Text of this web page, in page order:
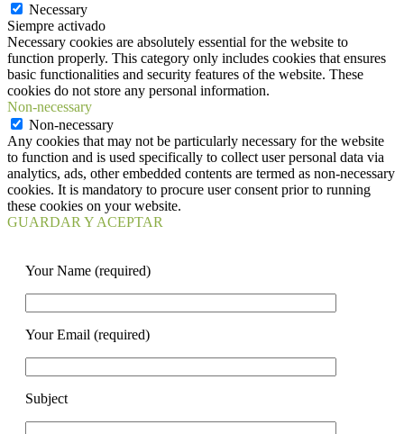
Necessary
Siempre activado
Necessary cookies are absolutely essential for the website to
function properly. This category only includes cookies that ensures
basic functionalities and security features of the website. These
cookies do not store any personal information.
Non-necessary
Non-necessary
Any cookies that may not be particularly necessary for the website
to function and is used specifically to collect user personal data via
analytics, ads, other embedded contents are termed as non-necessary
cookies. It is mandatory to procure user consent prior to running
these cookies on your website.
GUARDAR Y ACEPTAR
Your Name (required)
Your Email (required)
Subject